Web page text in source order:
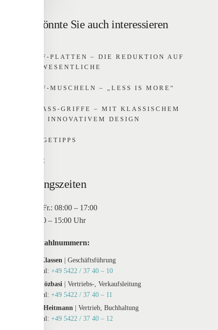
Das könnte Sie auch interessieren
GRIFF-PLATTEN – DIE REDUKTION AUF
DAS WESENTLICHE
GRIFF-MUSCHELN – „LESS IS MORE“
EINLASS-GRIFFE – MIT KLASSISCHEM O
DER INNOVATIVEM DESIGN
PFLEGETIPPS
HOME
Öffnungszeiten
Mo. bis Fr.: 08:00 – 17:00
Sa: 10:00 – 15:00 Uhr
Durchwahlnummern:
Maxim Klassen | Geschäftsführung
Durchwahl: +49 5422 / 37 40 – 10
Tayfur Gözbasi | Vertriebs-, Verkaufsleitung
Durchwahl: +49 5422 / 37 40 – 11
Susanne Heitmann | Vertrieb, Buchhaltung
Durchwahl: +49 5422 / 37 40 – 12